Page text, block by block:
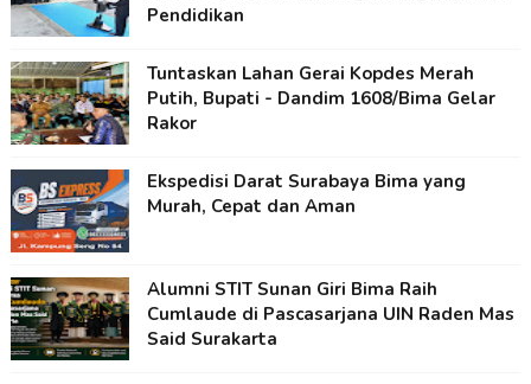
Pendidikan
Tuntaskan Lahan Gerai Kopdes Merah
Putih, Bupati - Dandim 1608/Bima Gelar
Rakor
Ekspedisi Darat Surabaya Bima yang
Murah, Cepat dan Aman
Alumni STIT Sunan Giri Bima Raih
Cumlaude di Pascasarjana UIN Raden Mas
Said Surakarta